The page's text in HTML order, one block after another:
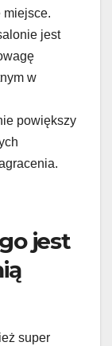
miejsce.
jest
w
powiększy
jest
super